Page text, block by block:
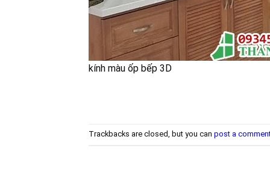
kính màu ốp bếp 3D
Trackbacks are closed, but you can post a